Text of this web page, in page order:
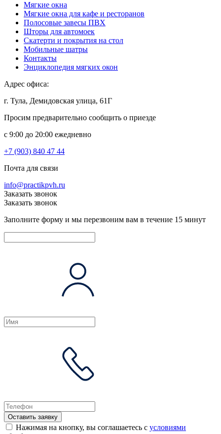
Мягкие окна
Мягкие окна для кафе и ресторанов
Полосовые завесы ПВХ
Шторы для автомоек
Скатерти и покрытия на стол
Мобильные шатры
Контакты
Энциклопедия мягких окон
Адрес офиса:
г. Тула, Демидовская улица, 61Г
Просим предварительно сообщить о приезде
c 9:00 до 20:00 ежедневно
+7 (903) 840 47 44
Почта для связи
info@practikpvh.ru
Заказать звонок
Заказать звонок
Заполните форму и мы перезвоним вам в течение 15 минут
Оставить заявку
Нажимая на кнопку, вы соглашаетесь с условиями